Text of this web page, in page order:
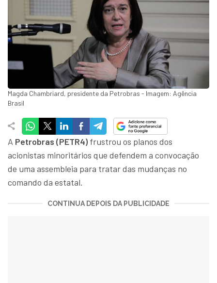
Magda Chambriard, presidente da Petrobras - Imagem: Agência
Brasil
A Petrobras (PETR4) frustrou os planos dos
acionistas minoritários que defendem a convocação
de uma assembleia para tratar das mudanças no
comando da estatal.
CONTINUA DEPOIS DA PUBLICIDADE